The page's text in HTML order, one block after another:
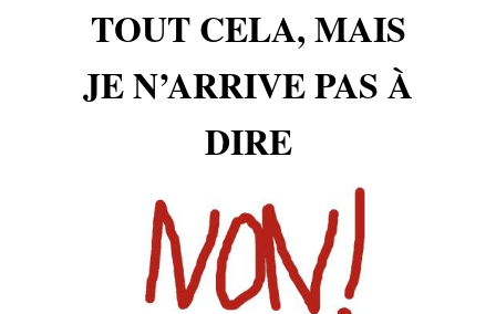
TOUT CELA, MAIS
JE N’ARRIVE PAS À
DIRE